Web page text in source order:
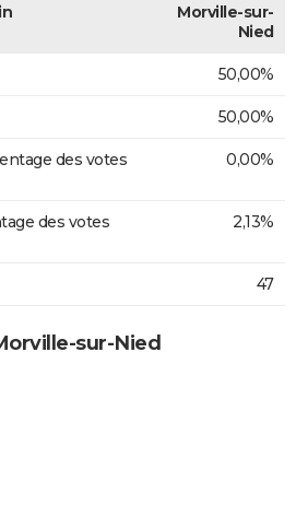
Morville-sur-
Nied
50,00%
50,00%
des votes
0,00%
des votes
2,13%
47
sur-Nied